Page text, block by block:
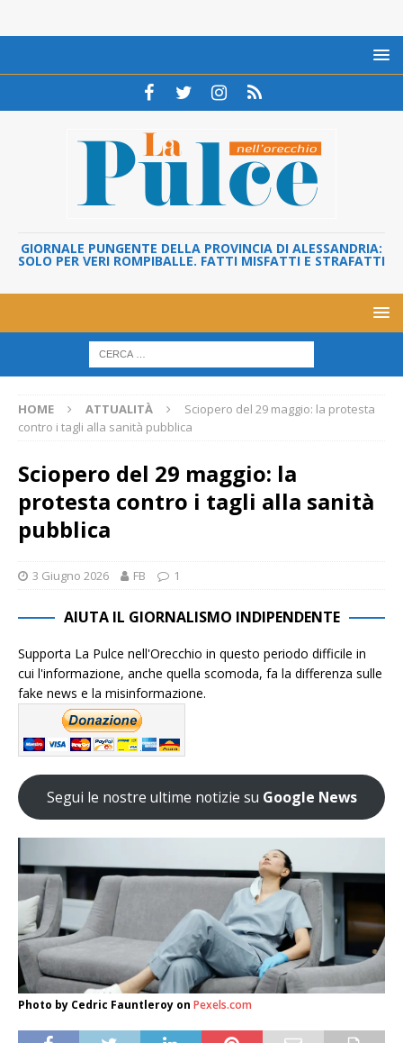
GIORNALE PUNGENTE DELLA PROVINCIA DI ALESSANDRIA:
SOLO PER VERI ROMPIBALLE. FATTI MISFATTI E STRAFATTI
HOME ATTUALITÀ
Sciopero del 29 maggio: la protesta
contro i tagli alla sanità pubblica
Sciopero del 29 maggio: la
protesta contro i tagli alla sanità
pubblica
3 Giugno 2026 FB 1
AIUTA IL GIORNALISMO INDIPENDENTE
Supporta La Pulce nell'Orecchio in questo periodo difficile in
cui l'informazione, anche quella scomoda, fa la differenza sulle
fake news e la misinformazione.
Segui le nostre ultime notizie su Google News
Photo by Cedric Fauntleroy on Pexels.com